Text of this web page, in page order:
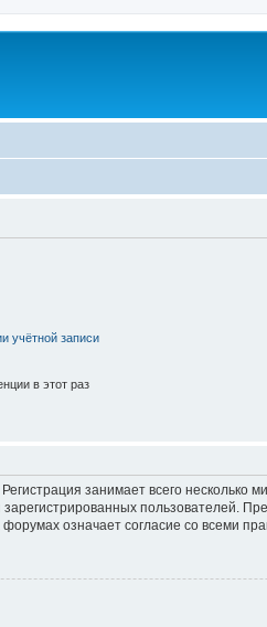
учётной записи
в этот раз
занимает всего
пользователей.
означает согласие со всеми